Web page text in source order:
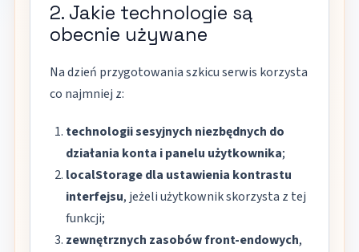
2. Jakie technologie są
obecnie używane
Na dzień przygotowania szkicu serwis korzysta
co najmniej z:
technologii sesyjnych niezbędnych do
działania konta i panelu użytkownika;
localStorage dla ustawienia kontrastu
interfejsu, jeżeli użytkownik skorzysta z tej
funkcji;
zewnętrznych zasobów front-endowych,